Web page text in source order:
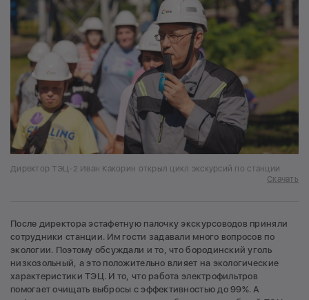
Директор ТЭЦ-2 Иван Какорин открыл цикл экскурсий по станции
Скачать
После директора эстафетную палочку экскурсоводов приняли
сотрудники станции. Им гости задавали много вопросов по
экологии. Поэтому обсуждали и то, что бородинский уголь
низкозольный, а это положительно влияет на экологические
характеристики ТЭЦ. И то, что работа электрофильтров
помогает очищать выбросы с эффективностью до 99%. А